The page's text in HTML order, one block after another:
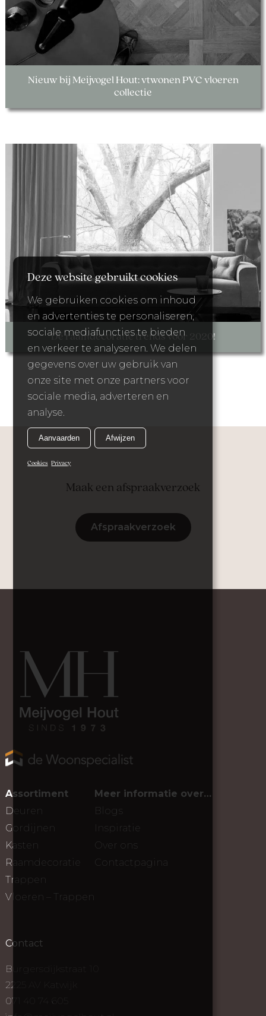
Nieuw bij Meijvogel Hout: vtwonen PVC vloeren
collectie
Dé raamdecoratie trends voor 2020!
Maak een afspraakverzoek
Afspraakverzoek
Assortiment
Deuren
Gordijnen
Kasten
Raamdecoratie
Trappen
Vloeren – Trappen
Meer informatie over…
Blogs
Inspiratie
Over ons
Contactpagina
Contact
Burgersdijkstraat 10
2225 AV Katwijk
071 40 74 605
Deze website gebruikt cookies
We gebruiken cookies om inhoud
en advertenties te personaliseren,
sociale mediafuncties te bieden
en verkeer te analyseren. We delen
gegevens over uw gebruik van
onze site met onze partners voor
sociale media, adverteren en
analyse.
Aanvaarden Afwijzen
Cookies Privacy